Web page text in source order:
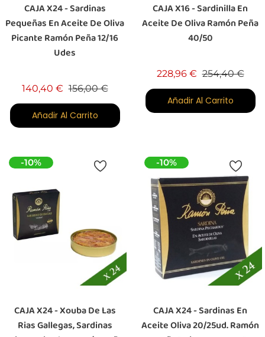
CAJA X24 - Sardinas
Pequeñas En Aceite De Oliva
Picante Ramón Peña 12/16
Udes
140,40 € Precio base
156,00 €Precio
Añadir Al Carrito
CAJA X16 - Sardinilla En
Aceite De Oliva Ramón Peña
40/50
228,96 € Precio base
254,40 €
Añadir Al Carrito
-10%
CAJA X24 - Xouba De Las
Rias Gallegas, Sardinas
-10%
CAJA X24 - Sardinas En
Aceite Oliva 20/25ud. Ramón